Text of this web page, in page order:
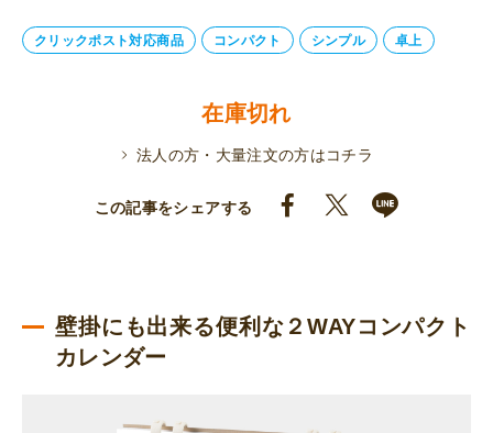
クリックポスト対応商品 コンパクト シンプル 卓上
在庫切れ
法人の方・大量注文の方はコチラ
この記事をシェアする
壁掛にも出来る便利な２WAYコンパクト
カレンダー